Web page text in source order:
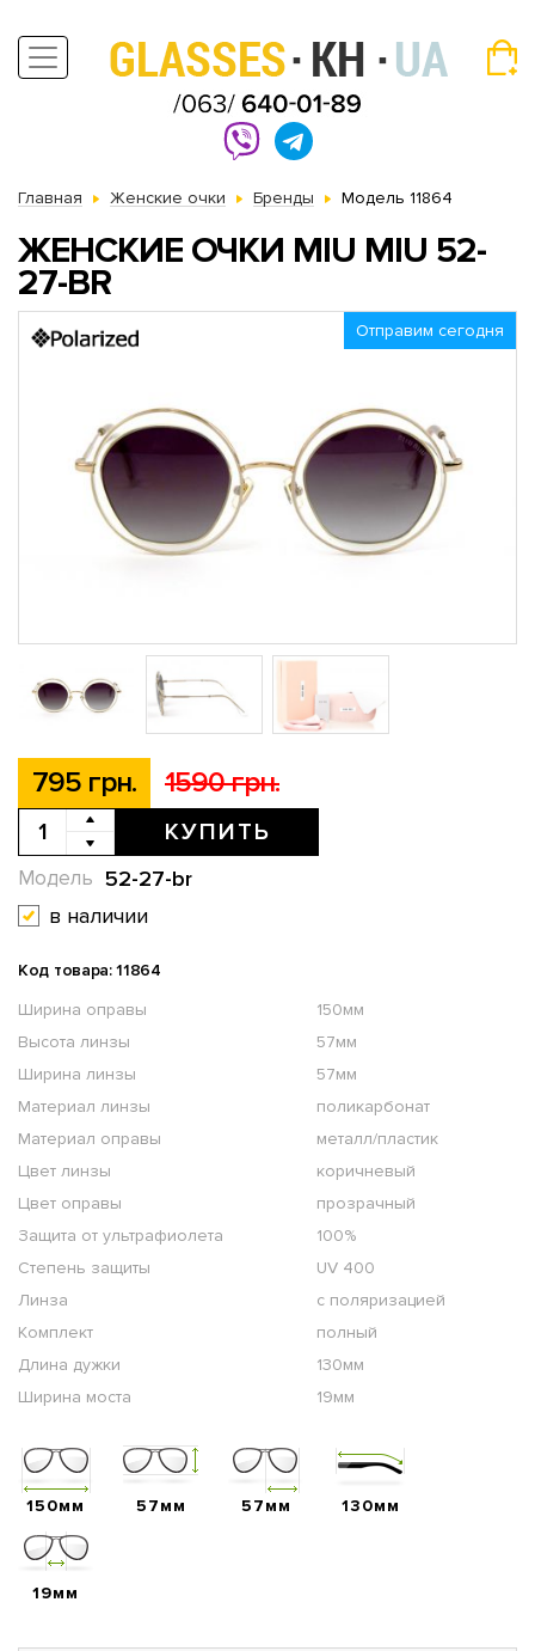
Главная Женские очки Бренды Модель 11864
ЖЕНСКИЕ ОЧКИ MIU MIU 52-
27-BR
Отправим сегодня
795 грн. 1590 грн.
КУПИТЬ
52-27-br
Модель
в наличии
Код товара: 11864
Ширина оправы
150мм
Высота линзы
57мм
Ширина линзы
57мм
Материал линзы
поликарбонат
Материал оправы
металл/пластик
Цвет линзы
коричневый
Цвет оправы
прозрачный
Защита от ультрафиолета
100%
Степень защиты
UV 400
Линза
с поляризацией
Комплект
полный
Длина дужки
130мм
Ширина моста
19мм
150мм 57мм 57мм 130мм
19мм